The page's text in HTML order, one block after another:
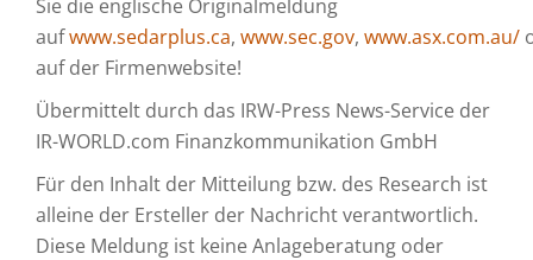
Sie die englische Originalmeldung
aufwww.sedarplus.ca, www.sec.gov, www.asx.com.au/
auf der Firmenwebsite!
Übermittelt durch das IRW-Press News-Service der
IR-WORLD.com Finanzkommunikation GmbH
Für den Inhalt der Mitteilung bzw. des Research ist
alleine der Ersteller der Nachricht verantwortlich.
Diese Meldung ist keine Anlageberatung oder